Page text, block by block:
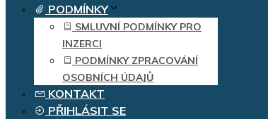
PODMÍNKY
SMLUVNÍ PODMÍNKY PRO
INZERCI
PODMÍNKY ZPRACOVÁNÍ
OSOBNÍCH ÚDAJŮ
KONTAKT
PŘIHLÁSIT SE